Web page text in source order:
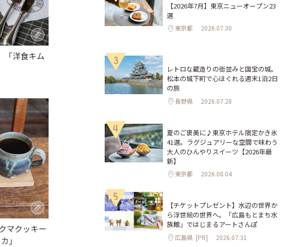
「洋食キム
マクッキー
」
【2026年7月】東京ニューオープン23
選
東京都 2026.07.30
3
レトロな蔵造りの街並みと国宝の城。
松本の城下町で心ほぐれる週末1泊2日
の旅
長野県 2026.07.28
4
夏のご褒美に♪東京ホテル限定かき氷
41選。ラグジュアリーな空間で味わう
大人のひんやりスイーツ【2026年最
新】
東京都 2026.08.04
5
【チケットプレゼント】水辺の世界か
ら浮世絵の世界へ。「広島もとまち水
族館」ではじまるアートさんぽ
広島県 [PR] 2026.07.31